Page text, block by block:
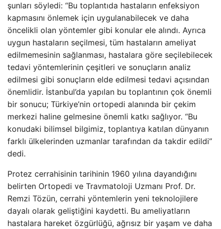
şunları söyledi: “Bu toplantıda hastaların enfeksiyon
kapmasını önlemek için uygulanabilecek ve daha
öncelikli olan yöntemler gibi konular ele alındı. Ayrıca
uygun hastaların seçilmesi, tüm hastaların ameliyat
edilmemesinin sağlanması, hastalara göre seçilebilecek
tedavi yöntemlerinin çeşitleri ve sonuçların analiz
edilmesi gibi sonuçların elde edilmesi tedavi açısından
önemlidir. İstanbul’da yapılan bu toplantının çok önemli
bir sonucu; Türkiye’nin ortopedi alanında bir çekim
merkezi haline gelmesine önemli katkı sağlıyor. “Bu
konudaki bilimsel bilgimiz, toplantıya katılan dünyanın
farklı ülkelerinden uzmanlar tarafından da takdir edildi”
dedi.
Protez cerrahisinin tarihinin 1960 yılına dayandığını
belirten Ortopedi ve Travmatoloji Uzmanı Prof. Dr.
Remzi Tözün, cerrahi yöntemlerin yeni teknolojilere
dayalı olarak geliştiğini kaydetti. Bu ameliyatların
hastalara hareket özgürlüğü, ağrısız bir yaşam ve daha